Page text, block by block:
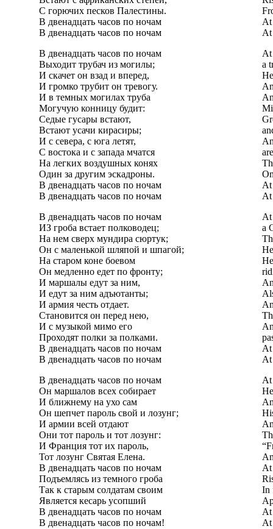
С горючих песков Палестины.
В двенадцать часов по ночам
В двенадцать часов по ночам
В двенадцать часов по ночам
Выходит трубач из могилы;
И скачет он взад и вперед,
И громко трубит он тревогу.
И в темных могилах труба
Могучую конницу будит:
Седые гусары встают,
Встают усачи кирасиры;
И с севера, с юга летят,
С востока и с запада мчатся
На легких воздушных конях
Один за другим эскадроны.
В двенадцать часов по ночам
В двенадцать часов по ночам
В двенадцать часов по ночам
ИЗ гроба встает полководец;
На нем сверх мундира сюртук;
Он с маленькой шляпой и шпагой;
На старом коне боевом
Он медленно едет по фронту;
И маршалы едут за ним,
И едут за ним адъютанты;
И армия честь отдает.
Становится он перед нею,
И с музыкой мимо его
Проходят полки за полками.
В двенадцать часов по ночам
В двенадцать часов по ночам
В двенадцать часов по ночам
Он маршалов всех собирает
И ближнему на ухо сам
Он шепчет пароль свой и лозунг;
И армии всей отдают
Они тот пароль и тот лозунг:
И Франция тот их пароль,
Тот лозунг Святая Елена.
В двенадцать часов по ночам
Подъемлясь из темного гроба
Так к старым солдатам своим
Является кесарь усопший
В двенадцать часов по ночам
В двенадцать часов по ночам!
At
At
At
a
At
At
At
a
At
At
At
At
In
At
At